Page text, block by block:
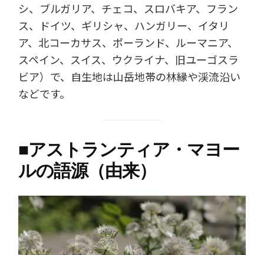
シ、ブルガリア、チェコ、スロバキア、フラン
ス、ドイツ、ギリシャ、ハンガリー、イタリ
ア、北コーカサス、ポーランド、ルーマニア、
スペイン、スイス、ウクライナ、旧ユーゴスラ
ビア）で、自生地は山岳地帯の林縁や渓流沿い
などです。
■アストランティア・マヨー
ルの語源（由来）